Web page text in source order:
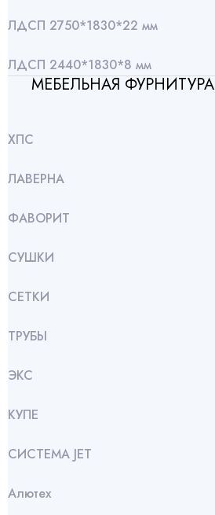
ЛДСП 2750*1830*22 мм
ЛДСП 2440*1830*8 мм
МЕБЕЛЬНАЯ ФУРНИТУРА
ХПС
ЛАВЕРНА
ФАВОРИТ
СУШКИ
СЕТКИ
ТРУБЫ
ЭКС
КУПЕ
СИСТЕМА JET
Алютех